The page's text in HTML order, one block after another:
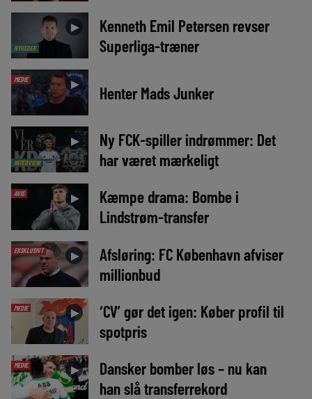
NYHEDER
►
Kenneth Emil Petersen revser
Superliga-træner
MEDIE ► Henter Mads Junker
INTERVIEW
►
Ny FCK-spiller indrømmer: Det
har været mærkeligt
AVIS ►
Kæmpe drama: Bombe i
Lindstrøm-transfer
EKSKLUSIVT ►
Afsløring: FC København afviser
millionbud
MEDIE ►
‘CV’ gør det igen: Køber profil til
spotpris
MEDIE ►
Dansker bomber løs – nu kan
han slå transferrekord